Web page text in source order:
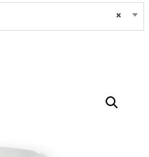
×